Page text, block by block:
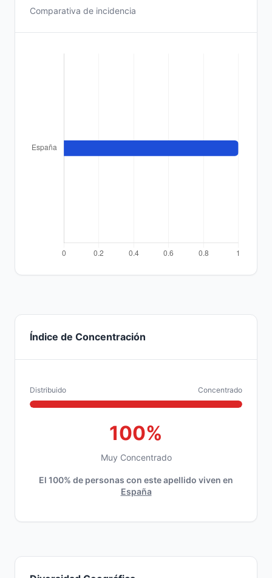
Comparativa de incidencia
Índice de Concentración
Distribuido Concentrado
100%
Muy Concentrado
El 100% de personas con este apellido viven en
España